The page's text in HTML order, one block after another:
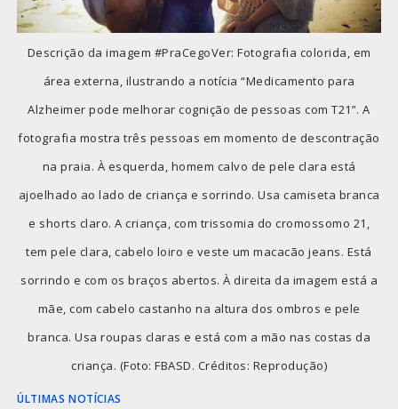
Descrição da imagem #PraCegoVer: Fotografia colorida, em
área externa, ilustrando a notícia “Medicamento para
Alzheimer pode melhorar cognição de pessoas com T21”. A
fotografia mostra três pessoas em momento de descontração
na praia. À esquerda, homem calvo de pele clara está
ajoelhado ao lado de criança e sorrindo. Usa camiseta branca
e shorts claro. A criança, com trissomia do cromossomo 21,
tem pele clara, cabelo loiro e veste um macacão jeans. Está
sorrindo e com os braços abertos. À direita da imagem está a
mãe, com cabelo castanho na altura dos ombros e pele
branca. Usa roupas claras e está com a mão nas costas da
criança. (Foto: FBASD. Créditos: Reprodução)
ÚLTIMAS NOTÍCIAS